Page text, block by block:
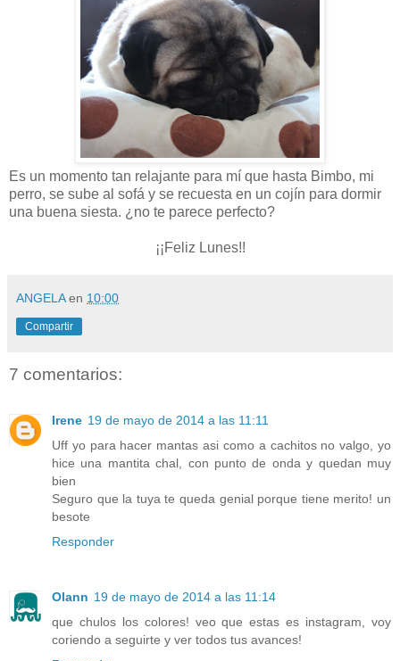
Es un momento tan relajante para mí que hasta Bimbo, mi
perro, se sube al sofá y se recuesta en un cojín para dormir
una buena siesta. ¿no te parece perfecto?
¡¡Feliz Lunes!!
ANGELA en 10:00
Compartir
7 comentarios:
Irene 19 de mayo de 2014 a las 11:11
Uff yo para hacer mantas asi como a cachitos no valgo, yo
hice una mantita chal, con punto de onda y quedan muy
bien
Seguro que la tuya te queda genial porque tiene merito! un
besote
Responder
Olann 19 de mayo de 2014 a las 11:14
que chulos los colores! veo que estas es instagram, voy
coriendo a seguirte y ver todos tus avances!